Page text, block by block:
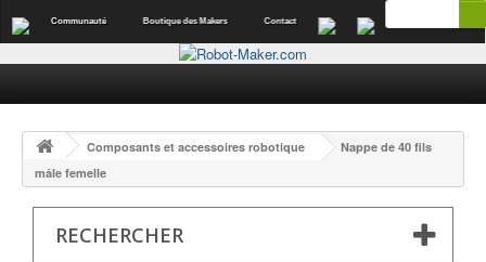
Communauté Boutique des Makers Contact
Composants et accessoires robotique
Nappe de 40 fils
mâle femelle
RECHERCHER